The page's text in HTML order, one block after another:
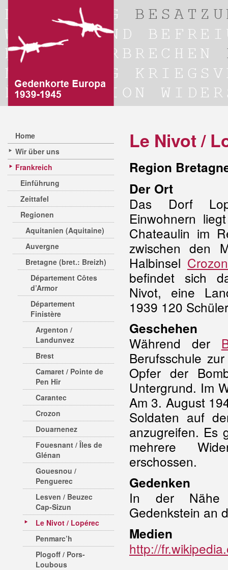
Home
Wir über uns
Frankreich
Einführung
Zeittafel
Regionen
Aquitanien (Aquitaine)
Auvergne
Bretagne (bret.: Breizh)
Département Côtes
d’Armor
Département
Finistère
Argenton /
Landunvez
Brest
Camaret / Pointe de
Pen Hir
Carantec
Crozon
Douarnenez
Fouesnant / Îles de
Glénan
Gouesnou /
Penguerec
Lesven / Beuzec
Cap-Sizun
Le Nivot / Lopérec
Penmarc’h
Plogoff / Pors-
Loubous
Le Nivot /
Region
Der Ort
Das Dorf
Einwohnern
Chateaulin im
zwischen den
Halbinsel Crozon
befindet sich
Nivot, eine
1939 120
Geschehen
Während der
Berufsschule
Opfer der
Untergrund. Im
Am 3. August
Soldaten auf
anzugreifen. Es
mehrere
erschossen.
Gedenken
In der Nähe
Gedenkstein an
Medien
http://